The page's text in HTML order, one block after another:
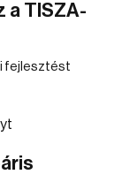
TISZA-
fejlesztést